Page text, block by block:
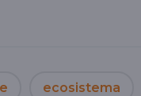
ecosistema